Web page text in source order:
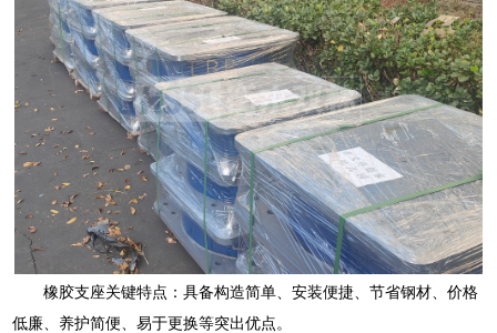
橡胶支座关键特点：具备构造简单、安装便捷、节省钢材、价格
低廉、养护简便、易于更换等突出优点。